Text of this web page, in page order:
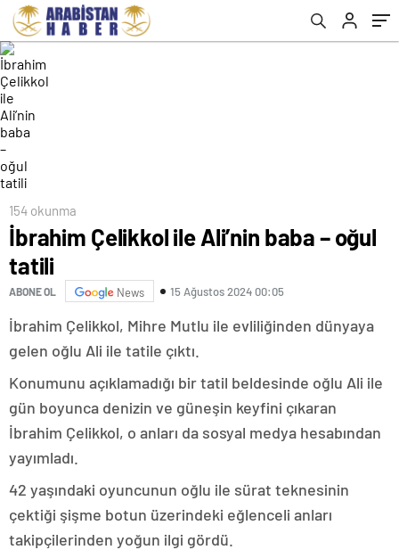
154 okunma
İbrahim Çelikkol ile Ali’nin baba – oğul
tatili
ABONE OL News 15 Ağustos 2024 00:05
İbrahim Çelikkol, Mihre Mutlu ile evliliğinden dünyaya
gelen oğlu Ali ile tatile çıktı.
Konumunu açıklamadığı bir tatil beldesinde oğlu Ali ile
gün boyunca denizin ve güneşin keyfini çıkaran
İbrahim Çelikkol, o anları da sosyal medya hesabından
yayımladı.
42 yaşındaki oyuncunun oğlu ile sürat teknesinin
çektiği şişme botun üzerindeki eğlenceli anları
takipçilerinden yoğun ilgi gördü.